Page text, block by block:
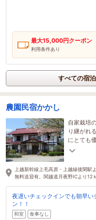
最大15,000円クーポン
利用条件あり
すべての宿
農園民宿かかし
自家栽培
り継がれ
にとても
リア“た
上越新幹線上毛高原・上越線後閑駅
無料送迎有。関越道月夜野ICより12
夜遅いチェックインでも朝早
ン！！
和室 食事なし